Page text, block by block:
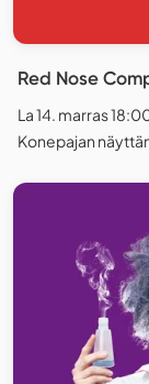
Red Nose
La 14. marras
Konepajan